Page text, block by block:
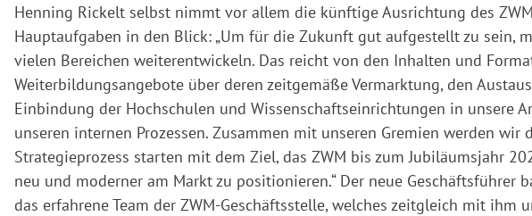
Henning Rickelt selbst nimmt vor allem die künftige Ausrichtung des
Hauptaufgaben in den Blick: „Um für die Zukunft gut aufgestellt zu sein,
vielen Bereichen weiterentwickeln. Das reicht von den Inhalten und
Weiterbildungsangebote über deren zeitgemäße Vermarktung, den
Einbindung der Hochschulen und Wissenschaftseinrichtungen in unsere
unseren internen Prozessen. Zusammen mit unseren Gremien werden wir
Strategieprozess starten mit dem Ziel, das ZWM bis zum Jubiläumsjahr
neu und moderner am Markt zu positionieren.“ Der neue Geschäftsführer
das erfahrene Team der ZWM-Geschäftsstelle, welches zeitgleich mit ihm